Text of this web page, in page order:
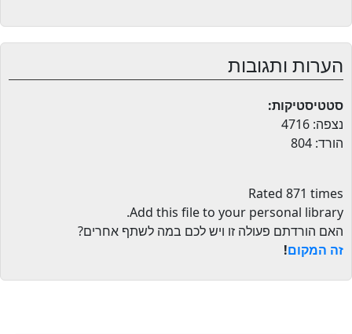
הערות ותגובות
סטטיסטיקות:
נצפה: 4716
הורד: 804
Rated 871 times
Add this file to your personal library
.
האם הורדתם פעולה זו ויש לכם במה לשתף אחרים?
זה המקום!